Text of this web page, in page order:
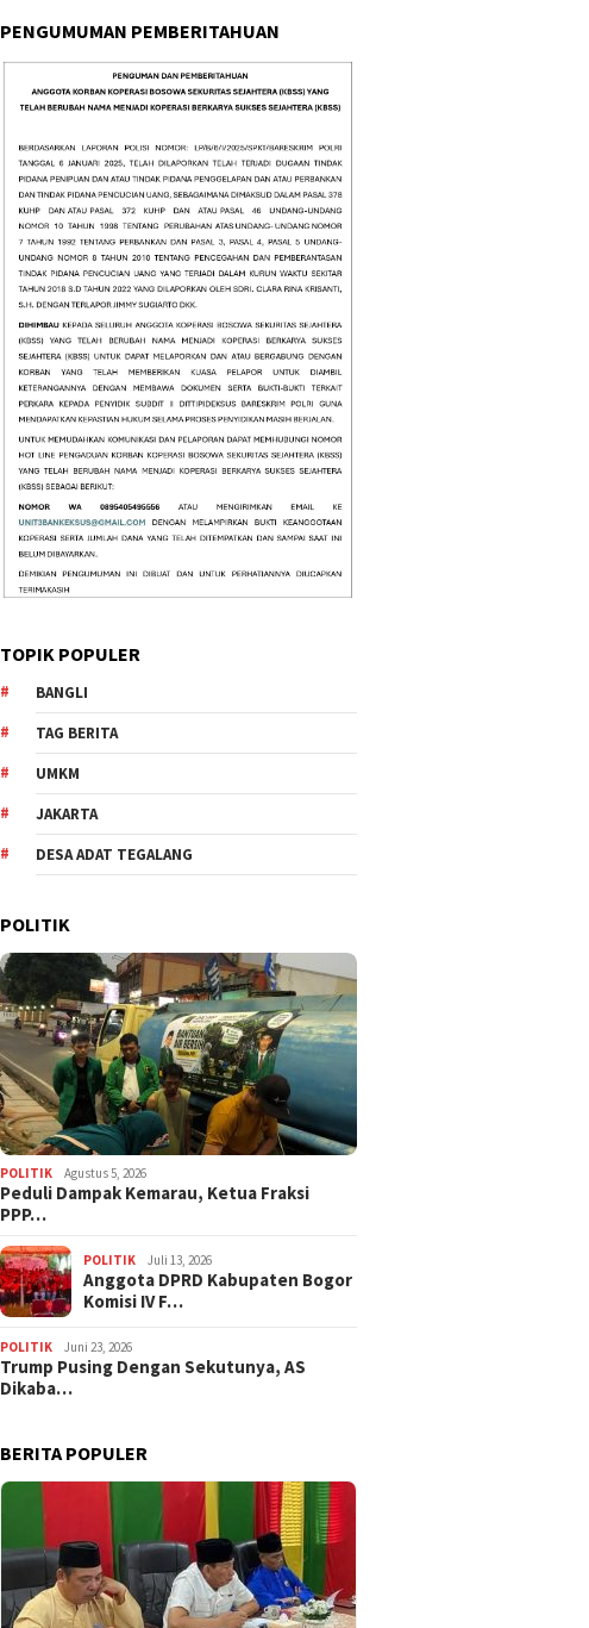
PENGUMUMAN PEMBERITAHUAN
TOPIK POPULER
BANGLI
TAG BERITA
UMKM
JAKARTA
DESA ADAT TEGALANG
POLITIK
POLITIK Agustus 5, 2026
‎Peduli Dampak Kemarau, Ketua Fraksi
PPP…
POLITIK Juli 13, 2026
Anggota DPRD Kabupaten Bogor
Komisi IV F…
POLITIK Juni 23, 2026
Trump Pusing Dengan Sekutunya, AS
Dikaba…
BERITA POPULER